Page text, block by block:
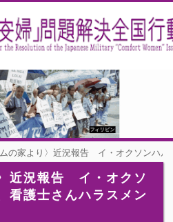
ムの家より〉近況報告 イ・オクソンハ
近況報告 イ・オクソ
看護士さんハラスメン